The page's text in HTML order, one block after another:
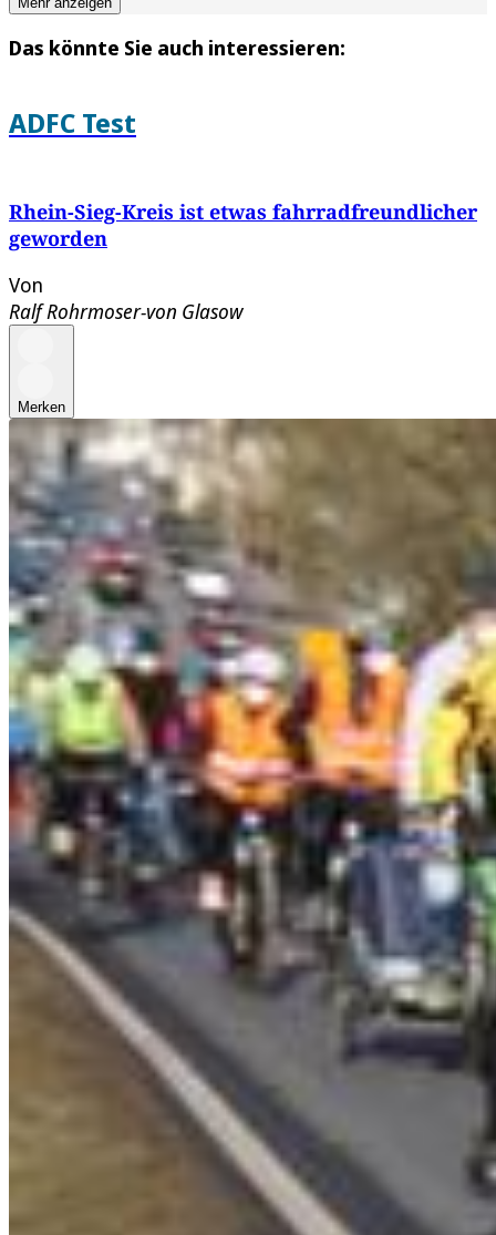
Das könnte Sie auch interessieren:
ADFC Test
Rhein-Sieg-Kreis ist etwas fahrradfreundlicher
geworden
Von
Ralf Rohrmoser-von Glasow
Merken